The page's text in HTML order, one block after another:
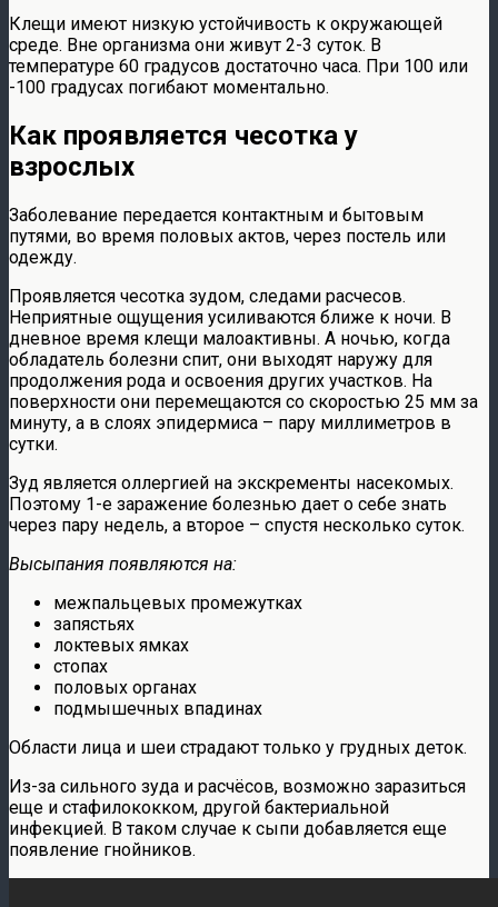
Клещи имеют низкую устойчивость к окружающей
среде. Вне организма они живут 2-3 суток. В
температуре 60 градусов достаточно часа. При 100 или
-100 градусах погибают моментально.
Как проявляется чесотка у
взрослых
Заболевание передается контактным и бытовым
путями, во время половых актов, через постель или
одежду.
Проявляется чесотка зудом, следами расчесов.
Неприятные ощущения усиливаются ближе к ночи. В
дневное время клещи малоактивны. А ночью, когда
обладатель болезни спит, они выходят наружу для
продолжения рода и освоения других участков. На
поверхности они перемещаются со скоростью 25 мм за
минуту, а в слоях эпидермиса – пару миллиметров в
сутки.
Зуд является оллергией на экскременты насекомых.
Поэтому 1-е заражение болезнью дает о себе знать
через пару недель, а второе – спустя несколько суток.
Высыпания появляются на:
межпальцевых промежутках
запястьях
локтевых ямках
стопах
половых органах
подмышечных впадинах
Области лица и шеи страдают только у грудных деток.
Из-за сильного зуда и расчёсов, возможно заразиться
еще и стафилококком, другой бактериальной
инфекцией. В таком случае к сыпи добавляется еще
появление гнойников.